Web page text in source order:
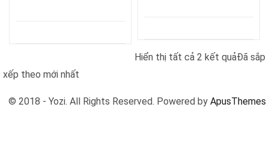
Hiển thị tất cả 2 kết quảĐã sắp
xếp theo mới nhất
© 2018 - Yozi. All Rights Reserved. Powered by ApusThemes